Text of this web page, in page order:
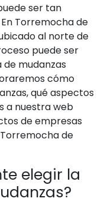
ser tan
Torremocha de
al norte de
puede ser
de mudanzas
cómo
qué aspectos
a nuestra web
de empresas
de
elegir la